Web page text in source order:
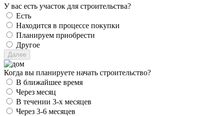
У вас есть участок для строительства?
Есть
Находится в процессе покупки
Планируем приобрести
Другое
Когда вы планируете начать строительство?
В ближайшее время
Через месяц
В течении 3-х месяцев
Через 3-6 месяцев